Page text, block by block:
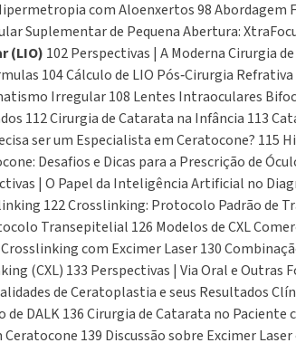
com Aloenxertos 98 Abordagem
Suplementar de Pequena Abertura:
(LIO) 102 Perspectivas | A Moderna Cirurgia
104 Cálculo de LIO Pós‑Cirurgia
Irregular 108 Lentes Intraoculares
112 Cirurgia de Catarata na Infância 113
ser um Especialista em Ceratocone?
Desafios e Dicas para a Prescrição de
| O Papel da Inteligência Artificial no
122 Crosslinking: Protocolo Padrão
Transepitelial 126 Modelos de CXL
com Excimer Laser 130
(CXL) 133 Perspectivas | Via Oral e Outras
de Ceratoplastia e seus Resultados
DALK 136 Cirurgia de Catarata no
139 Discussão sobre Excimer